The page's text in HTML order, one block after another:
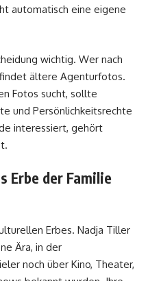
automatisch eine eigene
wichtig. Wer nach
findet ältere Agenturfotos.
Fotos sucht, sollte
und Persönlichkeitsrechte
interessiert, gehört
Erbe der Familie
Erbes. Nadja Tiller
Ära, in der
noch über Kino, Theater,